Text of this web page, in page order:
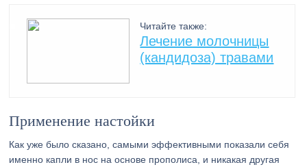
Читайте также:
Лечение молочницы
(кандидоза) травами
Применение настойки
Как уже было сказано, самыми эффективными показали себя
именно капли в нос на основе прополиса, и никакая другая